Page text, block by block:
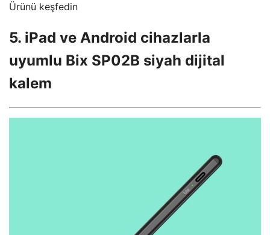
Ürünü keşfedin
5. iPad ve Android cihazlarla
uyumlu Bix SP02B siyah dijital
kalem